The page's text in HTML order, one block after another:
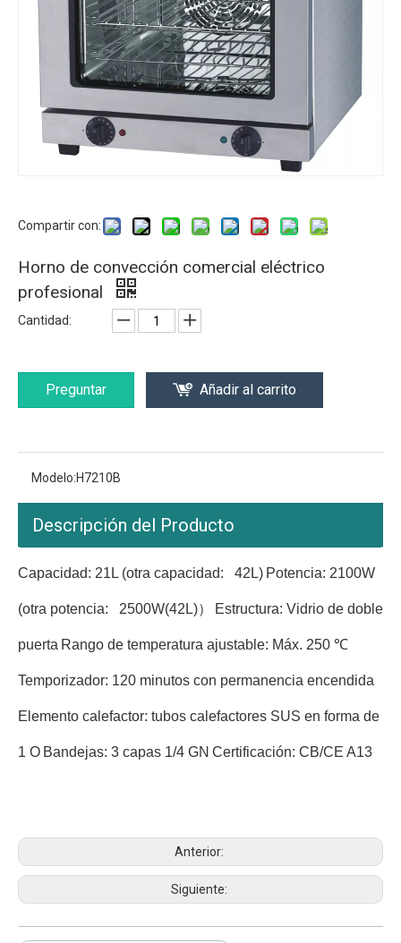
Compartir con:
Horno de convección comercial eléctrico
profesional
Cantidad:
Preguntar Añadir al carrito
Modelo:H7210B
Descripción del Producto
Capacidad: 21L (otra capacidad: 42L) Potencia: 2100W
(otra potencia: 2500W(42L)） Estructura: Vidrio de doble
puerta Rango de temperatura ajustable: Máx. 250 ℃
Temporizador: 120 minutos con permanencia encendida
Elemento calefactor: tubos calefactores SUS en forma de
1 O Bandejas: 3 capas 1/4 GN Certificación: CB/CE A13
Anterior:
Siguiente: